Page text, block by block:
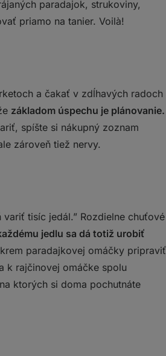
paradajok, strukoviny,
priamo na tanier. Voilà!
a čakať v zdĺhavých radoch
základom úspechu je plánovanie.
spíšte si nákupný zoznam
zároveň tiež nervy.
tisíc jedál.” Rozdielne chuťové
jedlu sa dá totiž urobiť
paradajkovej omáčky pripraviť
k rajčinovej omáčke spolu
ktorých si doma pochutnáte